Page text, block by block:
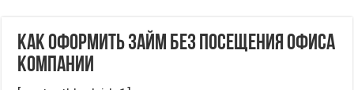
Как оформить займ без посещения офиса
компании